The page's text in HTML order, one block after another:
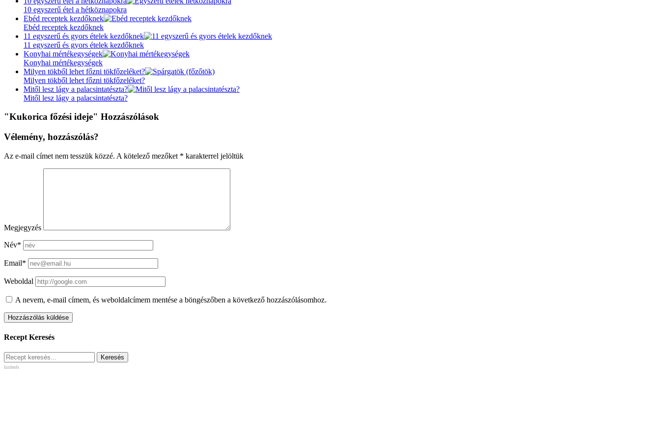
10 egyszerű étel a hétköznapokra
Ebéd receptek kezdőknek
Ebéd receptek kezdőknek
11 egyszerű és gyors ételek kezdőknek
11 egyszerű és gyors ételek kezdőknek
Konyhai mértékegységek
Konyhai mértékegységek
Milyen tökből lehet főzni tökfőzeléket?
Milyen tökből lehet főzni tökfőzeléket?
Mitől lesz lágy a palacsintatészta?
Mitől lesz lágy a palacsintatészta?
"Kukorica főzési ideje" Hozzászólások
Vélemény, hozzászólás?
Az e-mail címet nem tesszük közzé. A kötelező mezőket * karakterrel jelöltük
Megjegyzés
Név*
Email*
Weboldal
A nevem, e-mail címem, és weboldalcímem mentése a böngészőben a következő hozzászólásomhoz.
Recept Keresés
hirdetés